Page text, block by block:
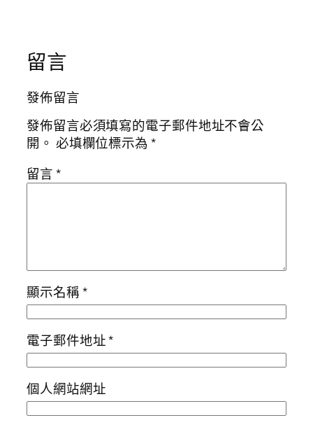
留言
發佈留言
發佈留言必須填寫的電子郵件地址不會公
開。 必填欄位標示為*
留言*
顯示名稱*
電子郵件地址*
個人網站網址